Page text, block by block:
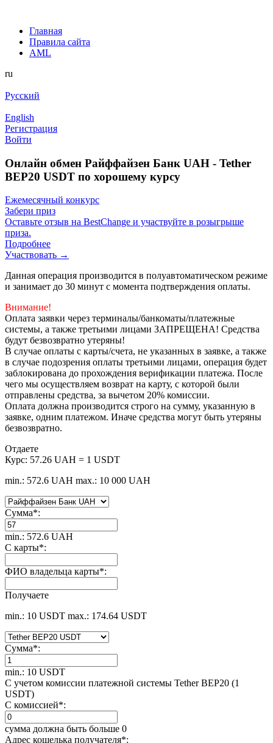
Главная
Правила сайта
AML
ru
Русский
English
Регистрация
Войти
Онлайн обмен Райффайзен Банк UAH - Tether
BEP20 USDT по хорошему курсу
Ежемесячный конкурс
Забери приз
Оставьте отзыв на BestChange и участвуйте в розыгрыше
приза.
Подробнее
Участвовать →
Данная операция производится в полуавтоматическом режиме
и занимает до 30 минут с момента подтверждения оплаты.
Внимание!
Оплата заявки через терминалы/банкоматы/платежные
системы, а также третьими лицами ЗАПРЕЩЕНА! Средства
будут безвозвратно утеряны!
В случае оплаты с карты/счета, не указанных в заявке, а также
в случае подозрения оплаты третьими лицами, операция будет
заблокирована до прохождения верификации платежа. После
чего мы осуществляем возврат на карту, с которой были
отправлены средства, за вычетом 20% комиссии.
Оплата должна производится строго на сумму, указанную в
заявке, одним платежом. Иначе средства могут быть утеряны
безвозвратно.
Отдаете
Курс: 57.26 UAH = 1 USDT
min.: 572.6 UAH max.: 10 000 UAH
Сумма*:
min.: 572.6 UAH
С карты*:
ФИО владельца карты*:
Получаете
min.: 10 USDT max.: 174.64 USDT
Сумма*:
min.: 10 USDT
С учетом комиссии платежной системы Tether BEP20 (1
USDT)
С комиссией*:
сумма должна быть больше 0
Адрес кошелька получателя*: